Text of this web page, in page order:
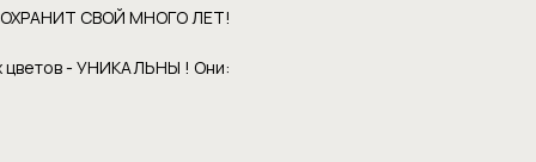
СВОЙ МНОГО ЛЕТ!
цветов - УНИКАЛЬНЫ ! Они: